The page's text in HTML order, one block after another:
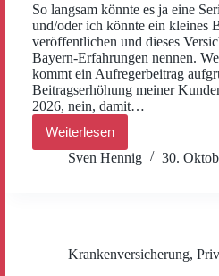
So langsam könnte es ja eine
und/oder ich könnte ein kleines
veröffentlichen und dieses
Bayern-Erfahrungen nennen.
kommt ein Aufregerbeitrag
Beitragserhöhung meiner
2026, nein, damit…
WeiterlesenVersicherungskammer
Bayern
Erfahrungen –
Sven Hennig 30.
Krankenversicherung,